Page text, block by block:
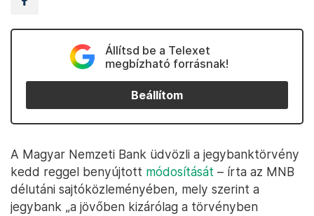
Állítsd be a Telexet
megbízható forrásnak!
Beállítom
A Magyar Nemzeti Bank üdvözli a jegybanktörvény
kedd reggel benyújtott módosítását – írta az MNB
délutáni sajtóközleményében, mely szerint a
jegybank „a jövőben kizárólag a törvényben